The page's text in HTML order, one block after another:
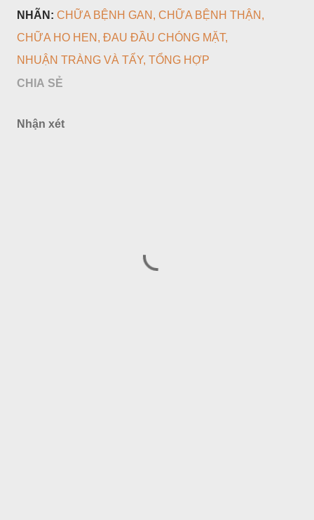
NHÃN: CHỮA BỆNH GAN
CHỮA BỆNH THẬN
CHỮA HO HEN
ĐAU ĐẦU CHÓNG MẶT
NHUẬN TRÀNG VÀ TẨY TỔNG HỢP
CHIA SẺ
Nhận xét